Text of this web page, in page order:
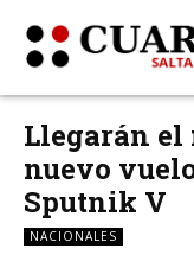
Llegarán el
nuevo
Sputnik V
NACIONALES